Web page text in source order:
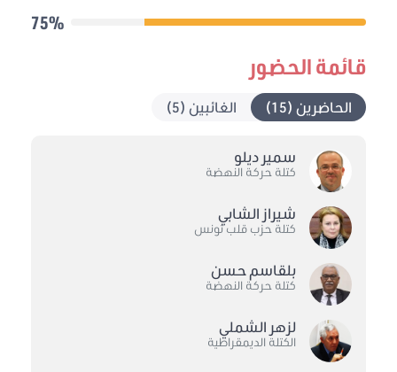
75%
قائمة الحضور
الحاضرين (15) الغائبين (5)
سمير ديلو
كتلة حركة النهضة
شيراز الشابي
كتلة حزب قلب تونس
بلقاسم حسن
كتلة حركة النهضة
لزهر الشملي
الكتلة الديمقراطية